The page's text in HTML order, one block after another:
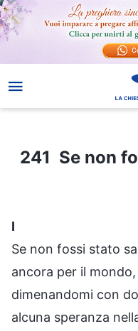
241 Se non fossi stato
241 Se non
I
Se non fossi stato
ancora per il mondo,
dimenandomi con
alcuna speranza